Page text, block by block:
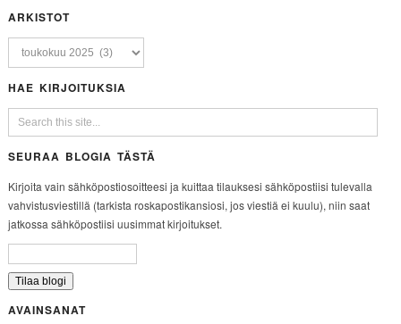
ARKISTOT
HAE KIRJOITUKSIA
SEURAA BLOGIA TÄSTÄ
Kirjoita vain sähköpostiosoitteesi ja kuittaa tilauksesi sähköpostiisi tulevalla
vahvistusviestillä (tarkista roskapostikansiosi, jos viestiä ei kuulu), niin saat
jatkossa sähköpostiisi uusimmat kirjoitukset.
AVAINSANAT